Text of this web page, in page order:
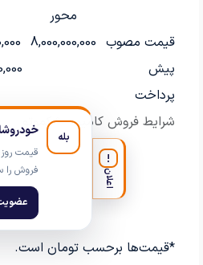
شرایط فروش کامیون شکموتو
محور
قیمت مصوب 8,000,000,000
پیش
پرداخت
*قیمت‌ها برحسب تومان است.
!
اعلان
بله
قیمت
فروش را